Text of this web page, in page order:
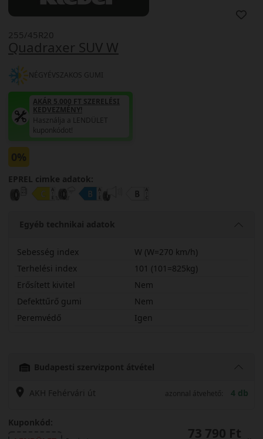
Quadraxer SUV W
255/45R20
NÉGYÉVSZAKOS GUMI
AKÁR 5.000 FT SZERELÉSI
KEDVEZMÉNY!
Használja a LENDÜLET
kuponkódot!
0%
EPREL cimke adatok:
Egyéb technikai adatok
Sebesség index
W (W=270 km/h)
Terhelési index
101 (101=825kg)
Erősített kivitel
Nem
Defekttűrő gumi
Nem
Peremvédő
Igen
Budapesti szervizpont átvétel
AKH Fehérvári út azonnal átvehető: 4 db
Kuponkód:
73 790 Ft